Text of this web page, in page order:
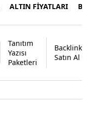
ALTIN FİYATLARI
Tanıtım
Yazısı
Paketleri
Backlink
Satın Al